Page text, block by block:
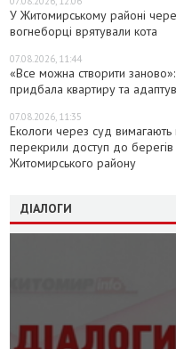
У Житомирському районі
вогнеборці врятували кота
07.08.2026, 11:44
«Все можна створити
придбала квартиру та
07.08.2026, 11:35
Екологи через суд вимагають
перекрили доступ до берегів
Житомирського району
ДІАЛОГИ